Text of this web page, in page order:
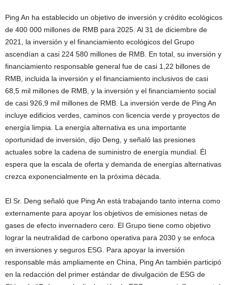
Ping An ha establecido un objetivo de inversión y crédito ecológicos
de 400 000 millones de RMB para 2025. Al 31 de diciembre de
2021, la inversión y el financiamiento ecológicos del Grupo
ascendían a casi 224 580 millones de RMB. En total, su inversión y
financiamiento responsable general fue de casi 1,22 billones de
RMB, incluida la inversión y el financiamiento inclusivos de casi
68,5 mil millones de RMB, y la inversión y el financiamiento social
de casi 926,9 mil millones de RMB. La inversión verde de Ping An
incluye edificios verdes, caminos con licencia verde y proyectos de
energía limpia. La energía alternativa es una importante
oportunidad de inversión, dijo Deng, y señaló las presiones
actuales sobre la cadena de suministro de energía mundial. Él
espera que la escala de oferta y demanda de energías alternativas
crezca exponencialmente en la próxima década.
El Sr. Deng señaló que Ping An está trabajando tanto interna como
externamente para apoyar los objetivos de emisiones netas de
gases de efecto invernadero cero. El Grupo tiene como objetivo
lograr la neutralidad de carbono operativa para 2030 y se enfoca
en inversiones y seguros ESG. Para apoyar la inversión
responsable más ampliamente en China, Ping An también participó
en la redacción del primer estándar de divulgación de ESG de